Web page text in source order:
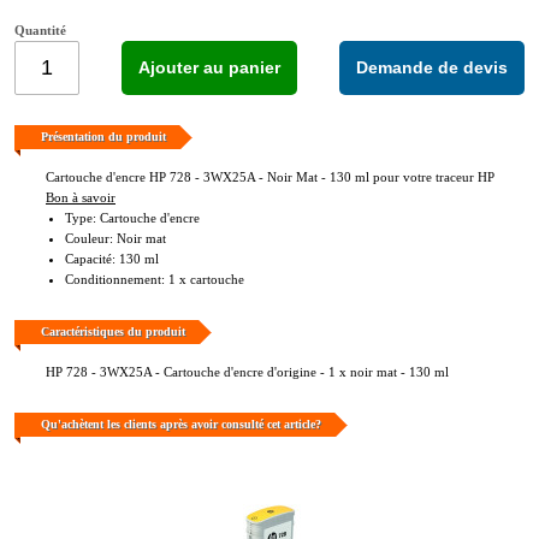
Quantité
Ajouter au panier Demande de devis
Présentation du produit
Cartouche d'encre HP 728 - 3WX25A - Noir Mat - 130 ml pour votre traceur HP
Bon à savoir
Type: Cartouche d'encre
Couleur: Noir mat
Capacité: 130 ml
Conditionnement: 1 x cartouche
Caractéristiques du produit
HP 728 - 3WX25A - Cartouche d'encre d'origine - 1 x noir mat - 130 ml
Qu'achètent les clients après avoir consulté cet article?